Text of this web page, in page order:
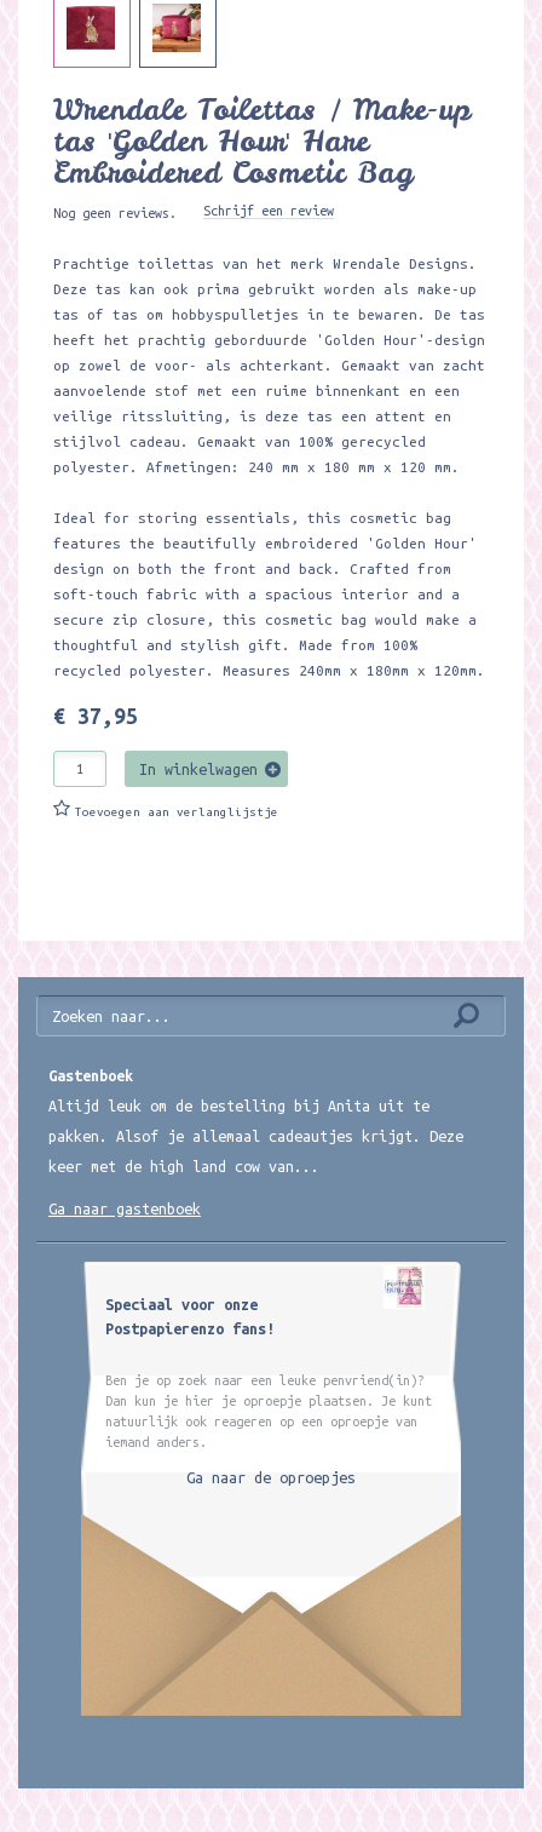
Wrendale Toilettas / Make-up
tas 'Golden Hour' Hare
Embroidered Cosmetic Bag ​
Nog geen reviews. Schrijf een review
Prachtige toilettas van het merk Wrendale Designs.
Deze tas kan ook prima gebruikt worden als make-up
tas of tas om hobbyspulletjes in te bewaren. De tas
heeft het prachtig geborduurde 'Golden Hour'-design
op zowel de voor- als achterkant. Gemaakt van zacht
aanvoelende stof met een ruime binnenkant en een
veilige ritssluiting, is deze tas een attent en
stijlvol cadeau. Gemaakt van 100% gerecycled
polyester. Afmetingen: 240 mm x 180 mm x 120 mm.
Ideal for storing essentials, this cosmetic bag
features the beautifully embroidered 'Golden Hour'
design on both the front and back. Crafted from
soft-touch fabric with a spacious interior and a
secure zip closure, this cosmetic bag would make a
thoughtful and stylish gift. Made from 100%
recycled polyester. Measures 240mm x 180mm x 120mm.
€ 37,95
In winkelwagen
Toevoegen aan verlanglijstje
Gastenboek
Altijd leuk om de bestelling bij Anita uit te
pakken. Alsof je allemaal cadeautjes krijgt. Deze
keer met de high land cow van...
Ga naar gastenboek
Speciaal voor onze
Postpapierenzo fans!
Ben je op zoek naar een leuke penvriend(in)?
Dan kun je hier je oproepje plaatsen. Je kunt
natuurlijk ook reageren op een oproepje van
iemand anders.
Ga naar de oproepjes